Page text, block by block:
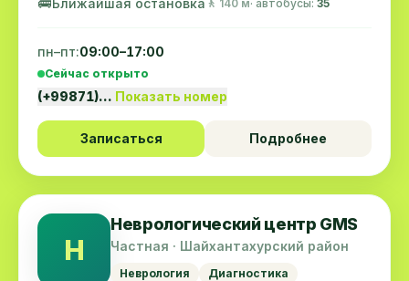
🚶 140 м· автобусы: 35
пн–пт:09:00–17:00
Сейчас открыто
(+99871)… Показать номер
Записаться Подробнее
Н
Неврологический центр GMS
Частная · Шайхантахурский район
Неврология Диагностика